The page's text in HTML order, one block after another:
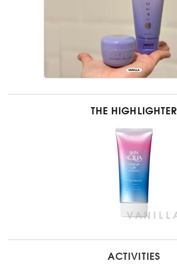
THE HIGHLIGHTER
ACTIVITIES